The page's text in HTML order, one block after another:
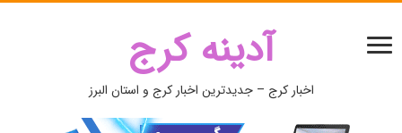
آدینه کرج
اخبار کرج – جدیدترین اخبار کرج و استان البرز